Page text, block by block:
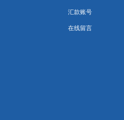
汇款账号
在线留言